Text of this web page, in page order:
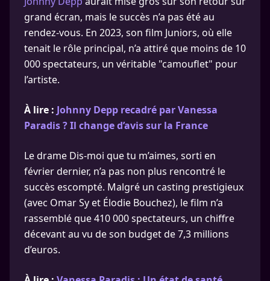
grand écran, mais le succès n’a pas été au
rendez-vous. En 2023, son film Juniors, où elle
tenait le rôle principal, n’a attiré que moins de 10
000 spectateurs, un véritable "camouflet" pour
l’artiste.
À lire : Johnny Depp recadré par Vanessa
Paradis ? Il change d’avis sur la France
Le drame Dis-moi que tu m’aimes, sorti en
février dernier, n’a pas non plus rencontré le
succès escompté. Malgré un casting prestigieux
(avec Omar Sy et Élodie Bouchez), le film n’a
rassemblé que 410 000 spectateurs, un chiffre
décevant au vu de son budget de 7,3 millions
d’euros.